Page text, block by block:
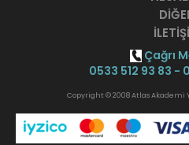
Çağrı
0533 512 93 83 -
Copyright © 2008 Atlas Akademi